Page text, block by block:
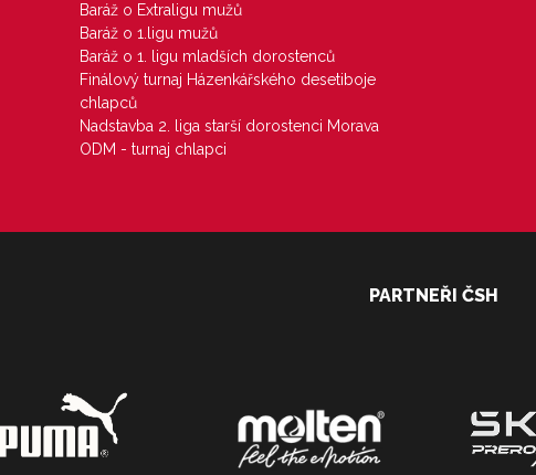
Baráž o Extraligu mužů
Baráž o 1.ligu mužů
Baráž o 1. ligu mladších dorostenců
Finálový turnaj Házenkářského desetiboje
chlapců
Nadstavba 2. liga starší dorostenci Morava
ODM - turnaj chlapci
PARTNEŘI ČSH